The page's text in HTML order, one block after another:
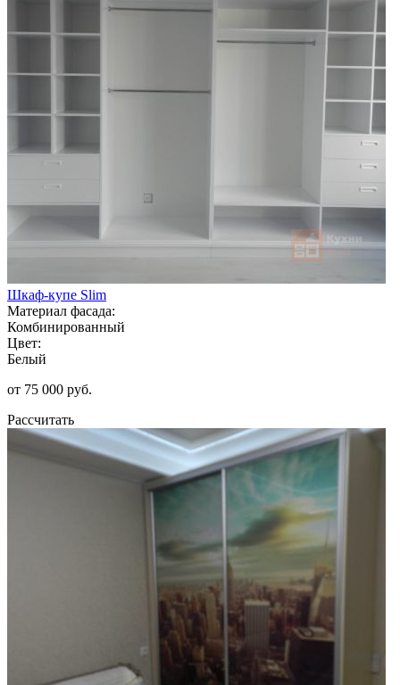
Шкаф-купе Slim
Материал фасада:
Комбинированный
Цвет:
Белый
от 75 000 руб.
Рассчитать